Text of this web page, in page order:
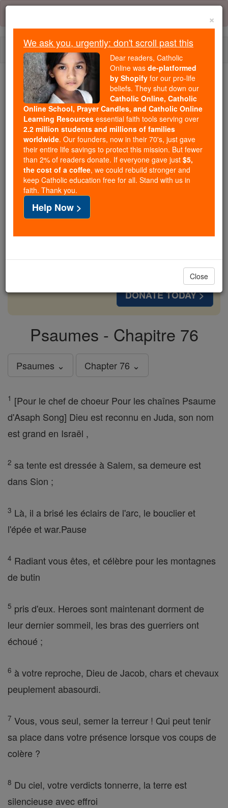
Skip
content
Because of You, 2.2 Million
Students Are Being Formed in the
Faith
Because of generous supporters like you,
Catholic Online School has already delivered
free, faithful Catholic education to over 2.2
million students across 193 countries. In an age
of noise and algorithms, you are helping form
souls with truth, prayer, Scripture, and Christ.
If everyone who reads this gave just $5 — the
free for all. Be Courageous. Be Catholic. Stand
DONATE TODAY >
Psaumes - Chapitre 76
Psaumes ⌄ Chapter 76 ⌄
1 [Pour le chef de choeur Pour les chaînes Psaume
d'Asaph Song] Dieu est reconnu en Juda, son nom
est grand en Israël ,
2 sa tente est dressée à Salem, sa demeure est
dans Sion ;
3 Là, il a brisé les éclairs de l'arc, le bouclier et
l'épée et war.Pause
4 Radiant vous êtes, et célèbre pour les montagnes
de butin
5 pris d'eux. Heroes sont maintenant dorment de
leur dernier sommeil, les bras des guerriers ont
échoué ;
6 à votre reproche, Dieu de Jacob, chars et chevaux
peuplement abasourdi.
7 Vous, vous seul, semer la terreur ! Qui peut tenir
sa place dans votre présence lorsque vos coups de
colère ?
8 Du ciel, votre verdicts tonnerre, la terre est
silencieuse avec effroi
×
We ask you, urgently: don't scroll past this
Dear readers, Catholic
Online was de-platformed
by Shopify for our pro-life
beliefs. They shut down our
Catholic Online, Catholic
Online School, Prayer Candles, and Catholic Online
Learning Resources essential faith tools serving over
2.2 million students and millions of families
worldwide. Our founders, now in their 70's, just gave
their entire life savings to protect this mission. But fewer
than 2% of readers donate. If everyone gave just $5,
the cost of a coffee, we could rebuild stronger and
keep Catholic education free for all. Stand with us in
faith. Thank you.
Help Now >
Close